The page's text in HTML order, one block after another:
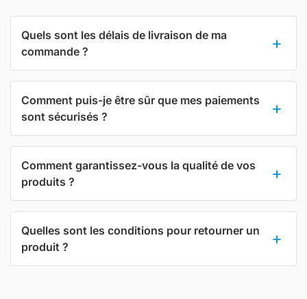
Quels sont les délais de livraison de ma
commande ?
Comment puis-je être sûr que mes paiements
sont sécurisés ?
Comment garantissez-vous la qualité de vos
produits ?
Quelles sont les conditions pour retourner un
produit ?